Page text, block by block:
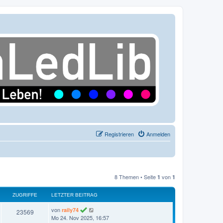
Anmelden
Registrieren
8 Themen • Seite 1 von 1
ZUGRIFFE LETZTER BEITRAG
23569Z
L
e
von raily74
Mo 24. Nov 2025, 16:57